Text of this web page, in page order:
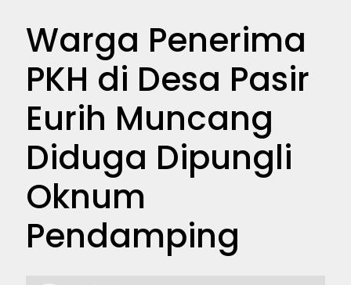
Warga Penerima
PKH di Desa Pasir
Eurih Muncang
Diduga Dipungli
Oknum
Pendamping